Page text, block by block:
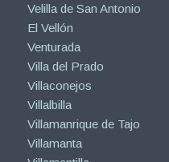
Velilla de San Antonio
El Vellón
Venturada
Villa del Prado
Villaconejos
Villalbilla
Villamanrique de Tajo
Villamanta